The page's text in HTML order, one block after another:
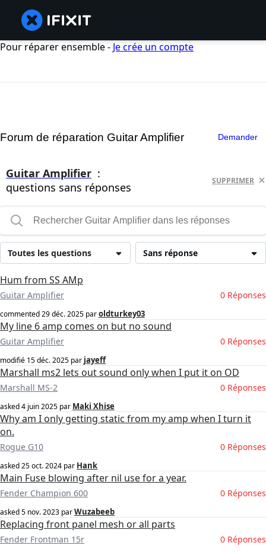
Pour réparer ensemble - Je crée un compte
Forum de réparation Guitar Amplifier Demander
Guitar Amplifier :
questions sans réponses
SUPPRIMER
Sans réponse
Toutes les questions
Hum from SS AMp
Guitar Amplifier 0 Réponses
commented29 déc. 2025 paroldturkey03
My line 6 amp comes on but no sound
Guitar Amplifier 0 Réponses
modifié 15 déc. 2025 par jayeff
Marshall ms2 lets out sound only when I put it on OD
Marshall MS-2 0 Réponses
asked4 juin 2025 par Maki Xhise
Why am I only getting static from my amp when I turn it
on.
Rogue G10 0 Réponses
asked25 oct. 2024 par Hank
Main Fuse blowing after nil use for a year.
Fender Champion 600 0 Réponses
asked5 nov. 2023 parWuzabeeb
Replacing front panel mesh or all parts
Fender Frontman 15r 0 Réponses